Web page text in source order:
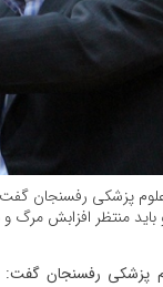
پزشکی رفسنجان
منتظر افزابش مرگ و
پزشکی رفسنجان گفت: